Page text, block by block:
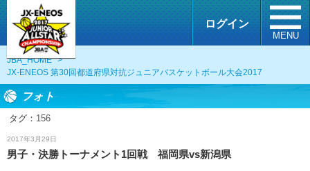
ログイン
MENU
JBA_HOME
>
JX-ENEOS 第30回都道府県対抗ジュニアバスケットボール大会2017
フォト
タグ： 156
2017年3月29日
男子・決勝トーナメント1回戦 福岡県vs新潟県